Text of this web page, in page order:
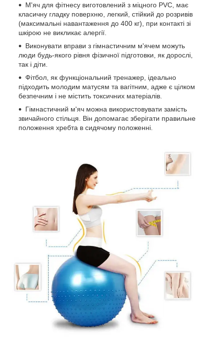
М'яч для фітнесу виготовлений з міцного PVC, має
класичну гладку поверхню, легкий, стійкий до розривів
(максимальні навантаження до 400 кг), при контакті зі
шкірою не викликає алергії.
Виконувати вправи з гімнастичним м'ячем можуть
люди будь-якого рівня фізичної підготовки, як дорослі,
так і діти.
Фітбол, як функціональний тренажер, ідеально
підходить молодим матусям та вагітним, адже є цілком
безпечним і не містить токсичних матеріалів.
Гімнастичний м'яч можна використовувати замість
звичайного стільця. Він допомагає зберігати правильне
положення хребта в сидячому положенні.